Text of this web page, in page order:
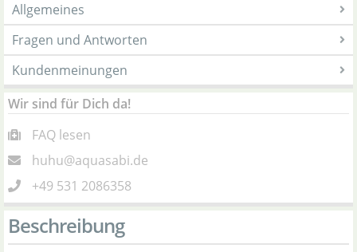
Allgemeines
Fragen und Antworten
Kundenmeinungen
Wir sind für Dich da!
FAQ lesen
huhu@aquasabi.de
+49 531 2086358
Beschreibung